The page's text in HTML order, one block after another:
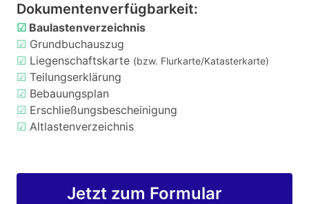
Dokumentenverfügbarkeit:
☑ Baulastenverzeichnis
☑ Grundbuchauszug
☑ Liegenschaftskarte (bzw. Flurkarte/Katasterkarte)
☑ Teilungserklärung
☑ Bebauungsplan
☑ Erschließungsbescheinigung
☑ Altlastenverzeichnis
Jetzt zum Formular